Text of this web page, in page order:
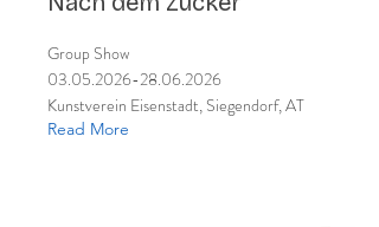
Group Show
03.05.2026-28.06.2026
Kunstverein Eisenstadt, Siegendorf, AT
Read More